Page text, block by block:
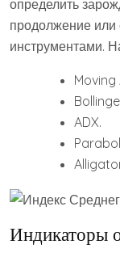
определить
продолжение или
инструментами.
ADX.
Индикаторы